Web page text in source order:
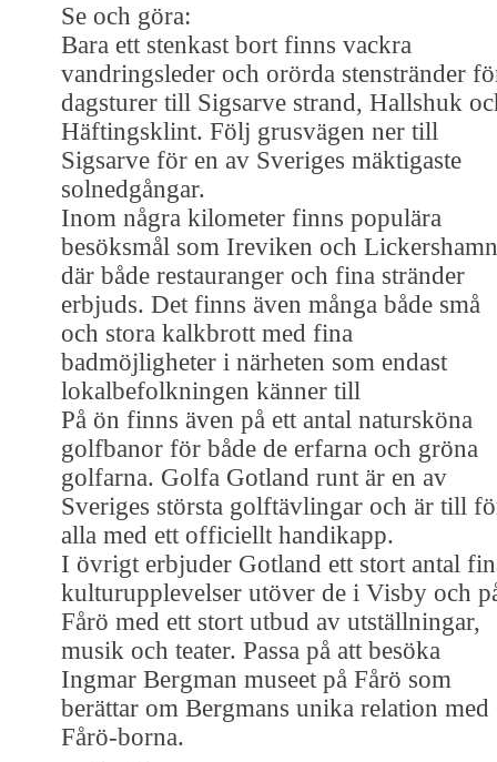
Se och göra:
Bara ett stenkast bort finns vackra
vandringsleder och orörda stenstränder
dagsturer till Sigsarve strand, Hallshuk
Häftingsklint. Följ grusvägen ner till
Sigsarve för en av Sveriges mäktigaste
solnedgångar.
Inom några kilometer finns populära
besöksmål som Ireviken och
där både restauranger och fina stränder
erbjuds. Det finns även många både små
och stora kalkbrott med fina
badmöjligheter i närheten som endast
lokalbefolkningen känner till
På ön finns även på ett antal natursköna
golfbanor för både de erfarna och gröna
golfarna. Golfa Gotland runt är en av
Sveriges största golftävlingar och är till
alla med ett officiellt handikapp.
I övrigt erbjuder Gotland ett stort antal
kulturupplevelser utöver de i Visby och
Fårö med ett stort utbud av utställningar,
musik och teater. Passa på att besöka
Ingmar Bergman museet på Fårö som
berättar om Bergmans unika relation med
Fårö-borna.